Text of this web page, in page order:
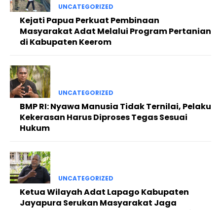
UNCATEGORIZED
Kejati Papua Perkuat Pembinaan
Masyarakat Adat Melalui Program Pertanian
di Kabupaten Keerom
UNCATEGORIZED
BMP RI: Nyawa Manusia Tidak Ternilai, Pelaku
Kekerasan Harus Diproses Tegas Sesuai
Hukum
UNCATEGORIZED
Ketua Wilayah Adat Lapago Kabupaten
Jayapura Serukan Masyarakat Jaga